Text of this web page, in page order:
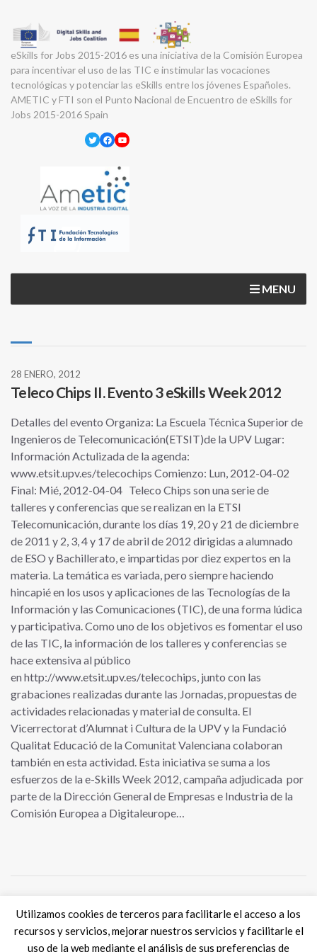
eSkills for Jobs 2015-2016 es una iniciativa de la Comisión Europea
para incentivar el uso de las TIC e instimular las vocaciones
tecnológicas y potenciar las eSkills entre los jóvenes Españoles.
AMETIC y FTI son el Punto Nacional de Encuentro de eSkills for
Jobs 2015-2016 Spain
Twitter
Facebook
YouTube
MENU
28 ENERO, 2012
Teleco Chips II. Evento 3 eSkills Week 2012
Detalles del evento Organiza: La Escuela Técnica Superior de
Ingenieros de Telecomunicación(ETSIT)de la UPV Lugar:
Información Actulizada de la agenda:
www.etsit.upv.es/telecochips Comienzo: Lun, 2012-04-02
Final: Mié, 2012-04-04 Teleco Chips son una serie de
talleres y conferencias que se realizan en la ETSI
Telecomunicación, durante los días 19, 20 y 21 de diciembre
de 2011 y 2, 3, 4 y 17 de abril de 2012 dirigidas a alumnado
de ESO y Bachillerato, e impartidas por diez expertos en la
materia. La temática es variada, pero siempre haciendo
hincapié en los usos y aplicaciones de las Tecnologías de la
Información y las Comunicaciones (TIC), de una forma lúdica
y participativa. Como uno de los objetivos es fomentar el uso
de las TIC, la información de los talleres y conferencias se
hace extensiva al público
en http://www.etsit.upv.es/telecochips, junto con las
grabaciones realizadas durante las Jornadas, propuestas de
actividades relacionadas y material de consulta. El
Vicerrectorat d’Alumnat i Cultura de la UPV y la Fundació
Qualitat Educació de la Comunitat Valenciana colaboran
también en esta actividad. Esta iniciativa se suma a los
esfuerzos de la e-Skills Week 2012, campaña adjudicada por
parte de la Dirección General de Empresas e Industria de la
Comisión Europea a Digitaleurope…
Tweets por @eSkills4Jobs
Utilizamos cookies de terceros para facilitarle el acceso a los
recursos y servicios, mejorar nuestros servicios y facilitarle el
uso de la web mediante el análisis de sus preferencias de